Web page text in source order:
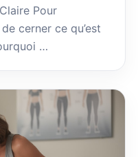
Pour
cerner ce qu’est
…